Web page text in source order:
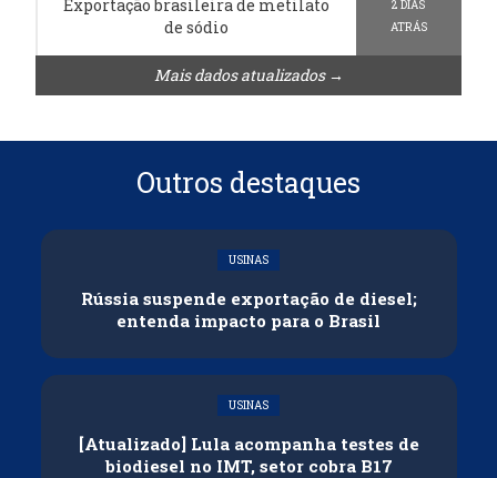
Exportação brasileira de metilato
de sódio
2 DIAS
ATRÁS
Mais dados atualizados →
Outros destaques
USINAS
Rússia suspende exportação de diesel;
entenda impacto para o Brasil
USINAS
[Atualizado] Lula acompanha testes de
biodiesel no IMT, setor cobra B17